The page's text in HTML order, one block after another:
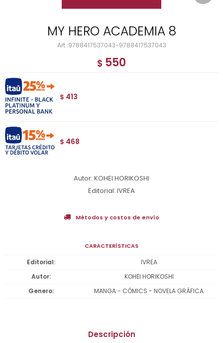
MY HERO ACADEMIA 8
9788417537043-9788417537043
$ 550
$ 413
$ 468
Autor: KOHEI HORIKOSHI
Editorial: IVREA
Métodos y costos de envío
CARACTERÍSTICAS
Editorial
IVREA
Autor
KOHEI HORIKOSHI
Genero
MANGA - CÓMICS - NOVELA GRÁFICA
Descripción